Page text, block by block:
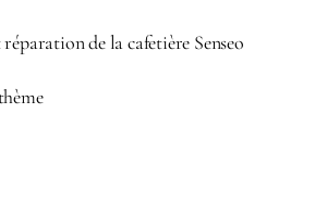
réparation de la cafetière Senseo